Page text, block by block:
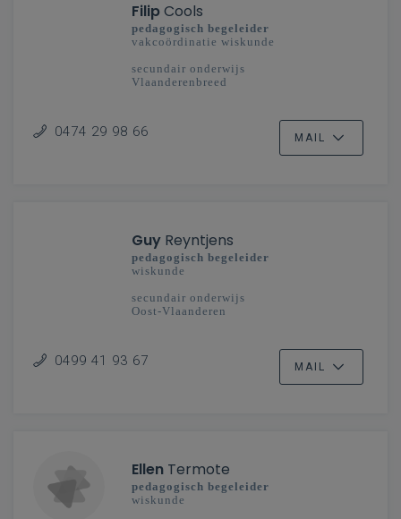
FilipCools
pedagogisch begeleider
vakcoördinatie wiskunde
secundair onderwijs
Vlaanderenbreed
0474 29 98 66 MAIL
Guy Reyntjens
pedagogisch begeleider
wiskunde
secundair onderwijs
Oost-Vlaanderen
0499 41 93 67 MAIL
Ellen Termote
pedagogisch begeleider
wiskunde